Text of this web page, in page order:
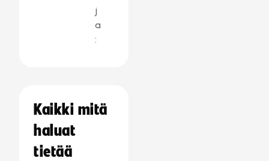
j
a
:
Kaikki mitä
haluat
tietää